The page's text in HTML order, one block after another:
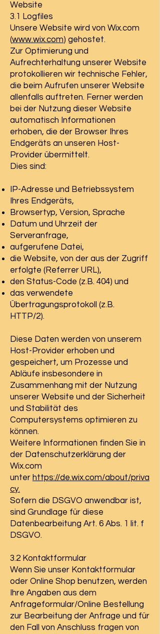
Website
3.1 Logfiles
Unsere Website wird von Wix.com
(www.wix.com) gehostet.
Zur Optimierung und
Aufrechterhaltung unserer Website
protokollieren wir technische Fehler,
die beim Aufrufen unserer Website
allenfalls auftreten. Ferner werden
bei der Nutzung dieser Website
automatisch Informationen
erhoben, die der Browser Ihres
Endgeräts an unseren Host-
Provider übermittelt.
Dies sind:
IP-Adresse und Betriebssystem
Ihres Endgeräts,
Browsertyp, Version, Sprache
Datum und Uhrzeit der
Serveranfrage,
aufgerufene Datei,
die Website, von der aus der Zugriff
erfolgte (Referrer URL),
den Status-Code (z.B. 404) und
das verwendete
Übertragungsprotokoll (z.B.
HTTP/2).
Diese Daten werden von unserem
Host-Provider erhoben und
gespeichert, um Prozesse und
Abläufe insbesondere in
Zusammenhang mit der Nutzung
unserer Website und der Sicherheit
und Stabilität des
Computersystems optimieren zu
können.
Weitere Informationen finden Sie in
der Datenschutzerklärung der
Wix.com
unter https://de.wix.com/about/priva
cy.
Sofern die DSGVO anwendbar ist,
sind Grundlage für diese
Datenbearbeitung Art. 6 Abs. 1 lit. f
DSGVO.
3.2 Kontaktformular
Wenn Sie unser Kontaktformular
oder Online Shop benutzen, werden
Ihre Angaben aus dem
Anfrageformular/Online Bestellung
zur Bearbeitung der Anfrage und für
den Fall von Anschluss fragen von